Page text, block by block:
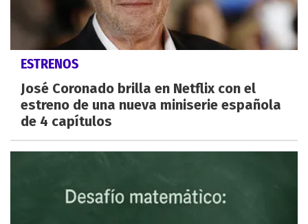
ESTRENOS
José Coronado brilla en Netflix con el
estreno de una nueva miniserie española
de 4 capítulos